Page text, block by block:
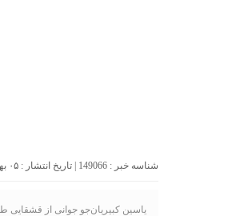
شناسه خبر : 149066 | تاریخ انتشار : ۰۵ بهمن ۱۴۰۰ - ۱۷:۲۹ | ارسال توسط :
یاسین کبیریان‌جو جوانی از قشقایی